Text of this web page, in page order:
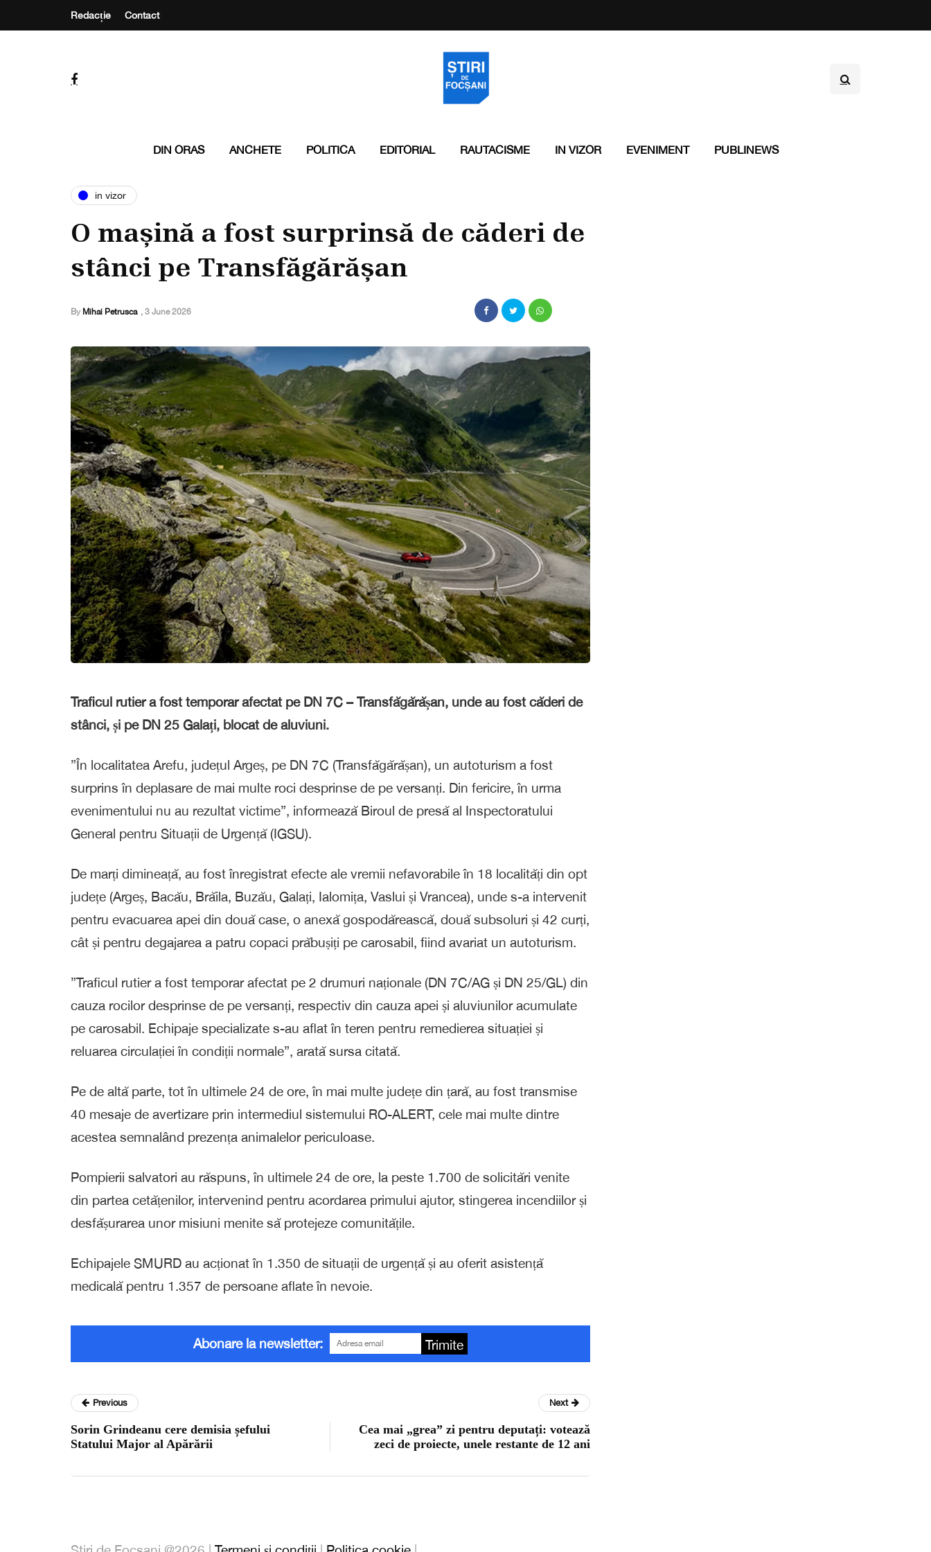
Redacție Contact
DIN ORAS ANCHETE POLITICA EDITORIAL RAUTACISME IN VIZOR EVENIMENT PUBLINEWS
in vizor
O mașină a fost surprinsă de căderi de
stânci pe Transfăgărășan
By Mihai Petrusca , 3 June 2026
Traficul rutier a fost temporar afectat pe DN 7C – Transfăgărășan, unde au fost căderi de
stânci, și pe DN 25 Galați, blocat de aluviuni.
”În localitatea Arefu, județul Argeș, pe DN 7C (Transfăgărășan), un autoturism a fost
surprins în deplasare de mai multe roci desprinse de pe versanți. Din fericire, în urma
evenimentului nu au rezultat victime”, informează Biroul de presă al Inspectoratului
General pentru Situații de Urgență (IGSU).
De marți dimineață, au fost înregistrat efecte ale vremii nefavorabile în 18 localități din opt
județe (Argeș, Bacău, Brăila, Buzău, Galați, Ialomița, Vaslui și Vrancea), unde s-a intervenit
pentru evacuarea apei din două case, o anexă gospodărească, două subsoluri și 42 curți,
cât și pentru degajarea a patru copaci prăbușiți pe carosabil, fiind avariat un autoturism.
”Traficul rutier a fost temporar afectat pe 2 drumuri naționale (DN 7C/AG și DN 25/GL) din
cauza rocilor desprinse de pe versanți, respectiv din cauza apei și aluviunilor acumulate
pe carosabil. Echipaje specializate s-au aflat în teren pentru remedierea situației și
reluarea circulației în condiții normale”, arată sursa citată.
Pe de altă parte, tot în ultimele 24 de ore, în mai multe județe din țară, au fost transmise
40 mesaje de avertizare prin intermediul sistemului RO-ALERT, cele mai multe dintre
acestea semnalând prezența animalelor periculoase.
Pompierii salvatori au răspuns, în ultimele 24 de ore, la peste 1.700 de solicitări venite
din partea cetățenilor, intervenind pentru acordarea primului ajutor, stingerea incendiilor și
desfășurarea unor misiuni menite să protejeze comunitățile.
Echipajele SMURD au acționat în 1.350 de situații de urgență și au oferit asistență
medicală pentru 1.357 de persoane aflate în nevoie.
Abonare la newsletter: Trimite
Previous
Sorin Grindeanu cere demisia șefului
Statului Major al Apărării
Next
Cea mai „grea” zi pentru deputați: votează
zeci de proiecte, unele restante de 12 ani